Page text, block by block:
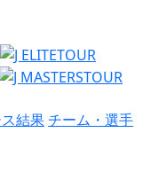
結果チーム・選手